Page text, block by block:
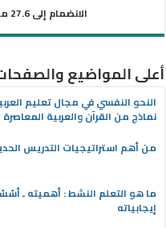
الانضمام إلى 27.6 من آلاف المشتركين الآخرين
أعلى المواضيع
النحو النفسي في مجال تعليم
نماذج من القرآن والعربية المعاصرة
من أهم استراتيجيات التدريس
ما هو التعلم النشط : أهميته ـ
إيجابياته